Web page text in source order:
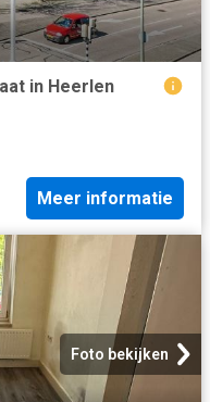
in Heerlen
Meer informatie
Foto bekijken